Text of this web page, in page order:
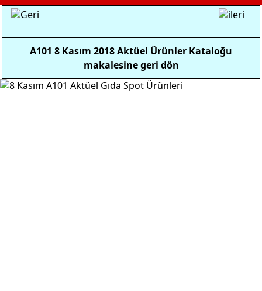
A101 8 Kasım 2018 Aktüel Ürünler Kataloğu
makalesine geri dön